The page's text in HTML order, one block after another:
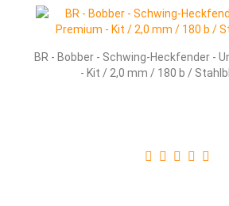
BR - Bob­ber - Schwing-​​Heck­fen­der -
- Kit / 2,0 mm / 180 b /